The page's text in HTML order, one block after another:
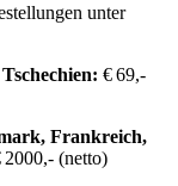
unter
€ 69,-
Frankreich,
2000,- (netto)